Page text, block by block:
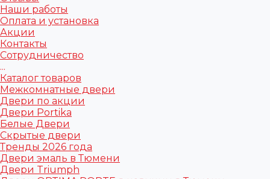
Наши работы
Оплата и установка
Акции
Контакты
Сотрудничество
...
Каталог товаров
Межкомнатные двери
Двери по акции
Двери Portika
Белые Двери
Скрытые двери
Тренды 2026 года
Двери эмаль в Тюмени
Двери Triumph